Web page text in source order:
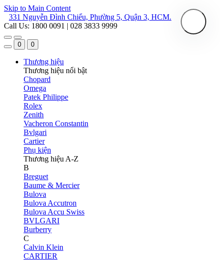
Skip to Main Content
331 Nguyễn Đình Chiểu, Phường 5, Quận 3, HCM.
Call Us: 1800 0091 | 028 3833 9999
0 0
Thương hiệu
Thương hiệu nổi bật
Chopard
Omega
Patek Philippe
Rolex
Zenith
Vacheron Constantin
Bvlgari
Cartier
Phụ kiện
Thương hiệu A-Z
B
Breguet
Baume & Mercier
Bulova
Bulova Accutron
Bulova Accu Swiss
BVLGARI
Burberry
C
Calvin Klein
CARTIER